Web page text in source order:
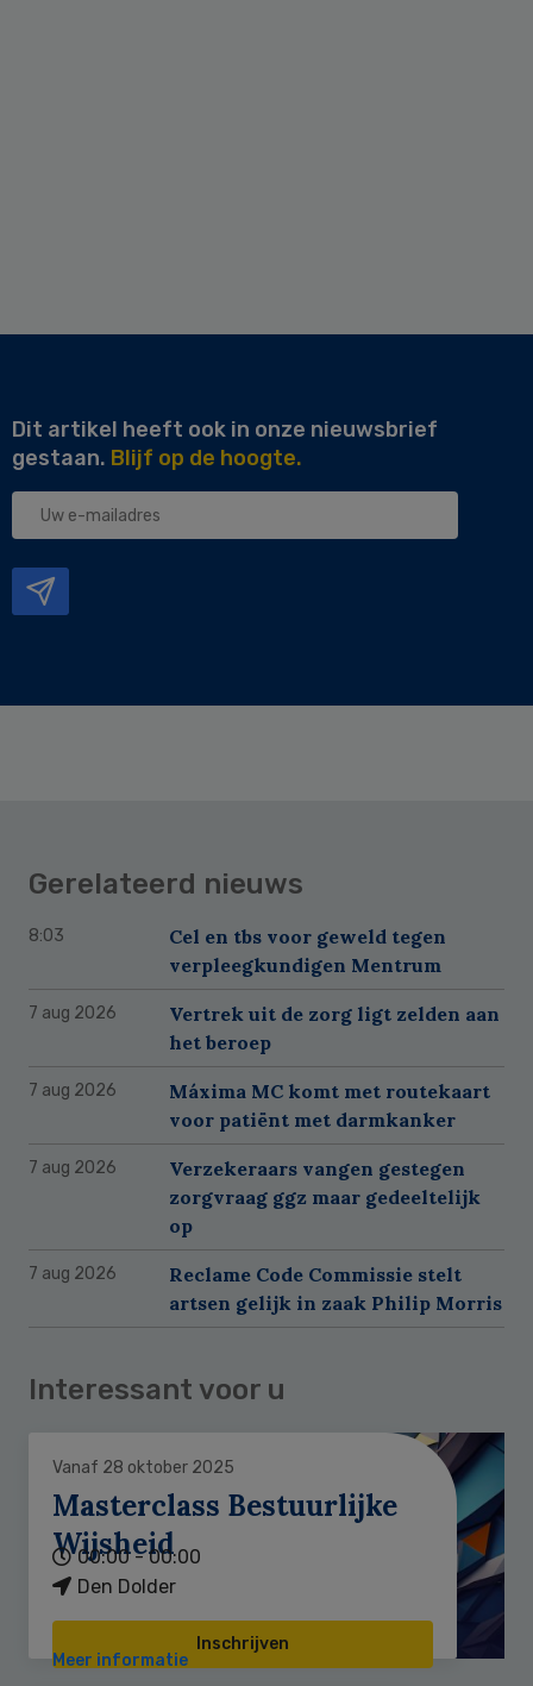
Dit artikel heeft ook in onze nieuwsbrief
gestaan. Blijf op de hoogte.
Uw
Gerelateerd nieuws
8:03
Cel en tbs voor geweld tegen
verpleegkundigen Mentrum
7 aug 2026
Vertrek uit de zorg ligt zelden aan
het beroep
7 aug 2026
Máxima MC komt met routekaart
voor patiënt met darmkanker
7 aug 2026
Verzekeraars vangen gestegen
zorgvraag ggz maar gedeeltelijk
op
7 aug 2026
Reclame Code Commissie stelt
artsen gelijk in zaak Philip Morris
Interessant voor u
Vanaf 28 oktober 2025
Masterclass Bestuurlijke
Wijsheid
00:00 - 00:00
Den Dolder
Inschrijven
Meer informatie